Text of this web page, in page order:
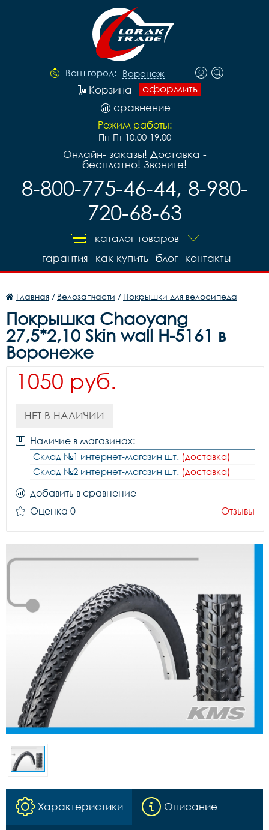
Ваш город: Воронеж
оформить
Корзина
сравнение
Режим работы:
Пн-Пт 10.00-19.00
Онлайн- заказы! Доставка -
бесплатно! Звоните!
8-800-775-46-44, 8-980-
720-68-63
каталог товаров
контакты
блог
как купить
гарантия
Главная / Велозапчасти / Покрышки для велосипеда
Покрышка Chaoyang
27,5*2,10 Skin wall H-5161 в
Воронеже
1050 руб.
НЕТ В НАЛИЧИИ
Наличие в магазинах:
Склад №1 интернет-магазин шт. (доставка)
Склад №2 интернет-магазин шт. (доставка)
добавить в сравнение
Оценка 0
Отзывы
Характеристики Описание